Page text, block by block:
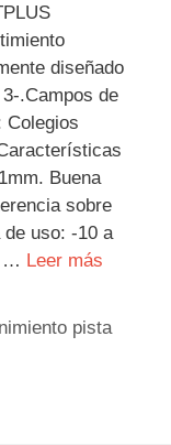
diseñado
.Campos de
Colegios
Buena
sobre
uso: -10 a
… Leer más
pista